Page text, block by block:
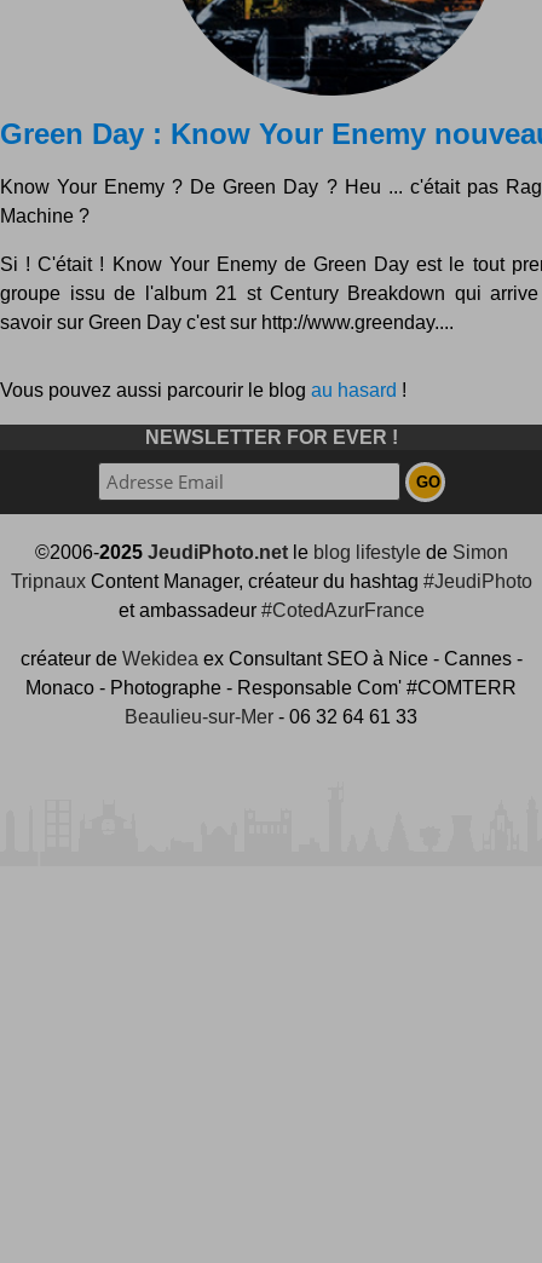
Green Day : Know Your Enemy
Know Your Enemy ? De Green Day ? Heu ... c'était pas
Machine ?
Si ! C'était ! Know Your Enemy de Green Day est le tout
groupe issu de l'album 21 st Century Breakdown qui
savoir sur Green Day c'est sur http://www.greenday....
Vous pouvez aussi parcourir le blog au hasard !
NEWSLETTER FOR EVER !
©2006-2025 JeudiPhoto.netle blog lifestylede Simon
TripnauxContent Manager, créateur du hashtag #JeudiPhoto
et ambassadeur #CotedAzurFrance
créateur de Wekidea ex Consultant SEO à Nice - Cannes -
Monaco - Photographe - Responsable Com' #COMTERR
Beaulieu-sur-Mer - 06 32 64 61 33